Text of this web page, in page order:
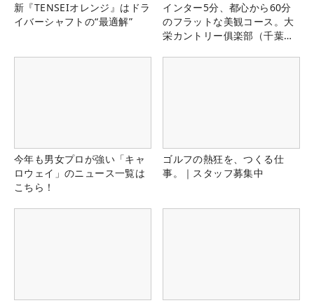
新『TENSEIオレンジ』はドラ
イバーシャフトの“最適解”
インター5分、都心から60分
のフラットな美観コース。大
栄カントリー俱楽部（千葉
今年も男女プロが強い「キャ
ロウェイ」のニュース一覧は
こちら！
ゴルフの熱狂を、つくる仕
事。｜スタッフ募集中